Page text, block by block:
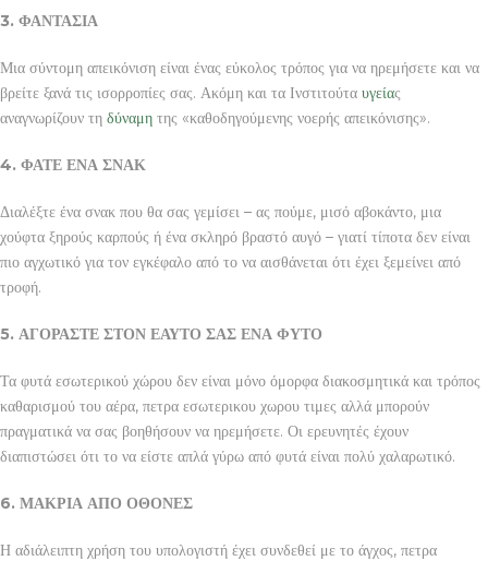
3. ΦΑΝΤΑΣΙΑ
Μια σύντομη απεικόνιση είναι ένας εύκολος τρόπος για να ηρεμήσετε και να
βρείτε ξανά τις ισορροπίες σας. Ακόμη και τα Ινστιτούτα υγείας
αναγνωρίζουν τη δύναμη της «καθοδηγούμενης νοερής απεικόνισης».
4. ΦΑΤΕ ΕΝΑ ΣΝΑΚ
Διαλέξτε ένα σνακ που θα σας γεμίσει – ας πούμε, μισό αβοκάντο, μια
χούφτα ξηρούς καρπούς ή ένα σκληρό βραστό αυγό – γιατί τίποτα δεν είναι
πιο αγχωτικό για τον εγκέφαλο από το να αισθάνεται ότι έχει ξεμείνει από
τροφή.
5. ΑΓΟΡΑΣΤΕ ΣΤΟΝ ΕΑΥΤΟ ΣΑΣ ΕΝΑ ΦΥΤΟ
Τα φυτά εσωτερικού χώρου δεν είναι μόνο όμορφα διακοσμητικά και τρόπος
καθαρισμού του αέρα, πετρα εσωτερικου χωρου τιμες αλλά μπορούν
πραγματικά να σας βοηθήσουν να ηρεμήσετε. Οι ερευνητές έχουν
διαπιστώσει ότι το να είστε απλά γύρω από φυτά είναι πολύ χαλαρωτικό.
6. ΜΑΚΡΙΑ ΑΠΟ ΟΘΟΝΕΣ
Η αδιάλειπτη χρήση του υπολογιστή έχει συνδεθεί με το άγχος, πετρα